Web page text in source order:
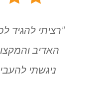
"רציתי להגיד
האדיב
ניגשתי